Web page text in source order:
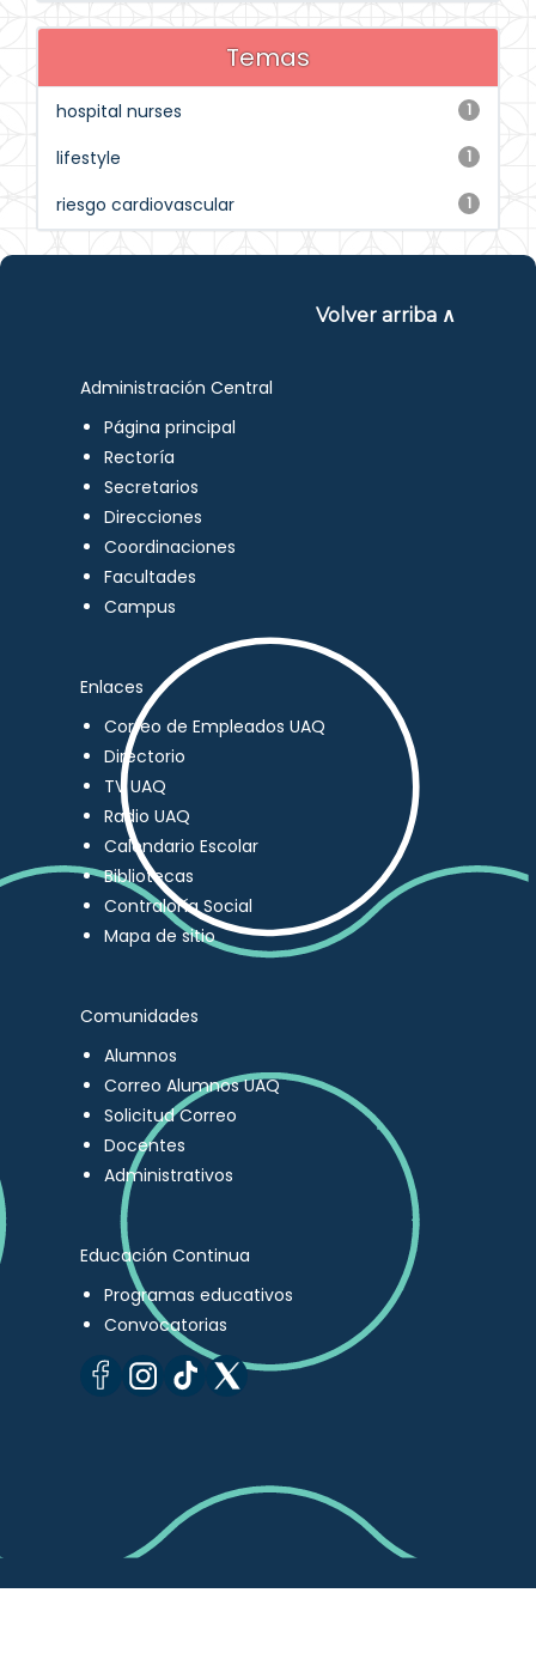
Temas
1
hospital nurses
1
lifestyle
1
riesgo cardiovascular
Volver arriba ∧
Administración Central
Página principal
Rectoría
Secretarios
Direcciones
Coordinaciones
Facultades
Campus
Enlaces
Correo de Empleados UAQ
Directorio
TV UAQ
Radio UAQ
Calendario Escolar
Bibliotecas
Contraloría Social
Mapa de sitio
Comunidades
Alumnos
Correo Alumnos UAQ
Solicitud Correo
Docentes
Administrativos
Educación Continua
Programas educativos
Convocatorias